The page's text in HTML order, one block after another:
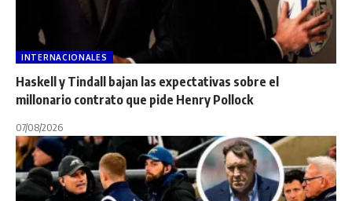
INTERNACIONALES
Haskell y Tindall bajan las expectativas sobre el
millonario contrato que pide Henry Pollock
07/08/2026